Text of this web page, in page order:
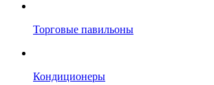
Торговые павильоны
Кондиционеры